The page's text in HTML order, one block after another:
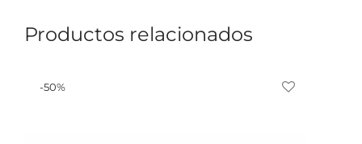
Productos relacionados
-50%